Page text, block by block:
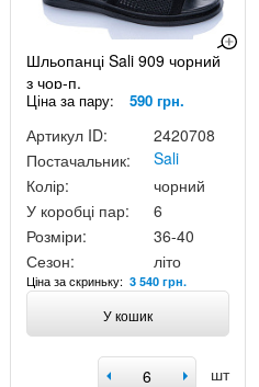
Шльопанці Sali 909 чорний
з чор-п.
Ціна за пару: 590 грн.
Артикул ID:
2420708
Постачальник:
Sali
Колір:
чорний
У коробці пар:
6
Розміри:
36-40
Сезон:
літо
Ціна за скриньку: 3 540 грн.
У кошик
шт